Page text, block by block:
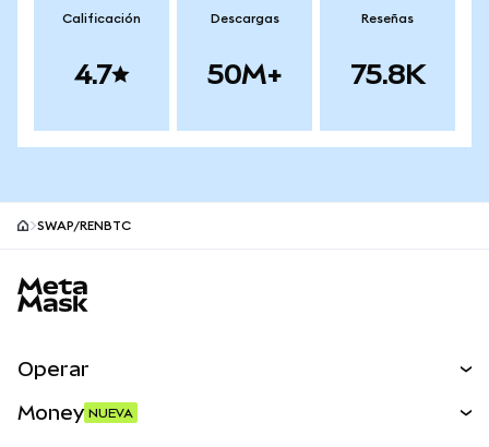
Calificación
4.7
Descargas
50M+
Reseñas
75.8K
SWAP/RENBTC
Operar
Money NUEVA